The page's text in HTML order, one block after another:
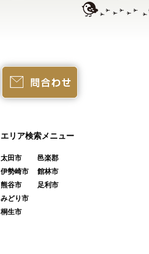
エリア検索メニュー
太田市
伊勢崎市
熊谷市
みどり市
桐生市
邑楽郡
館林市
足利市